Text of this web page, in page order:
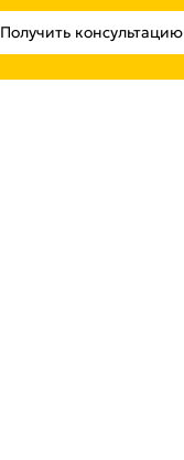
Получить консультацию